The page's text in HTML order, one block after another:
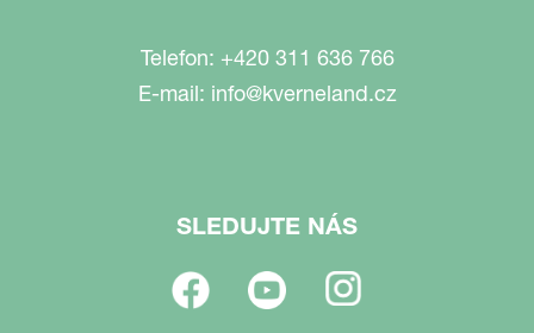
Telefon: +420 311 636 766
E-mail: info@kverneland.cz
SLEDUJTE NÁS